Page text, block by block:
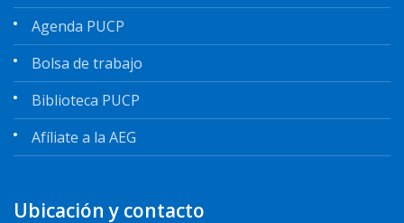
Agenda PUCP
Bolsa de trabajo
Biblioteca PUCP
Afíliate a la AEG
Ubicación y contacto